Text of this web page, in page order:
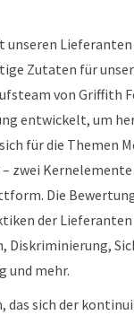
unseren
Zutaten für
von Griffith
entwickelt, um
für die Themen
zwei
Die
der Lieferanten
Diskriminierung,
und mehr.
das sich der